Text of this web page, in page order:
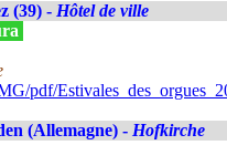
(39) - Hôtel de ville
pdf/
(Allemagne) - Hofkirche